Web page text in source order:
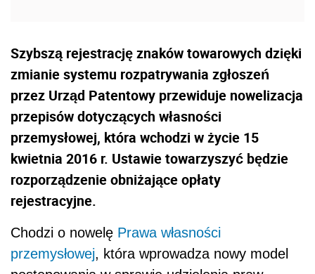
Szybszą rejestrację znaków towarowych dzięki
zmianie systemu rozpatrywania zgłoszeń
przez Urząd Patentowy przewiduje nowelizacja
przepisów dotyczących własności
przemysłowej, która wchodzi w życie 15
kwietnia 2016 r. Ustawie towarzyszyć będzie
rozporządzenie obniżające opłaty
rejestracyjne.
Chodzi o nowelę Prawa własności
przemysłowej, która wprowadza nowy model